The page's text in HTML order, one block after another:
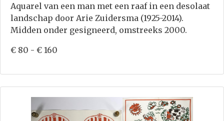
Aquarel van een man met een raaf in een desolaat
landschap door Arie Zuidersma (1925-2014).
Midden onder gesigneerd, omstreeks 2000.
€ 80 - € 160